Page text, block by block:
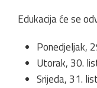
Edukacija će se
Ponedjeljak,
Utorak, 30.
Srijeda, 31.